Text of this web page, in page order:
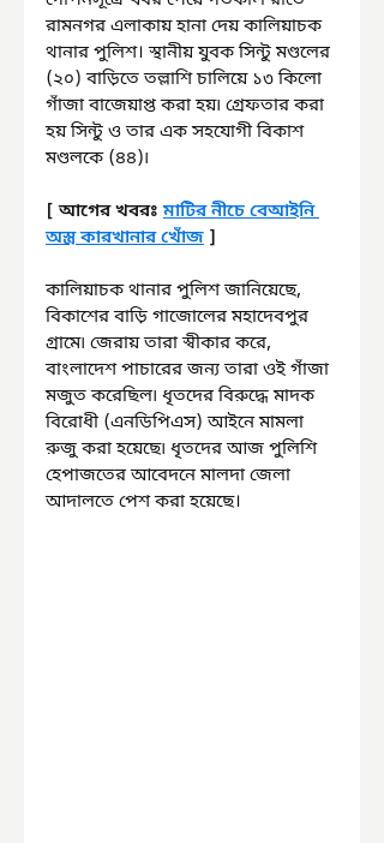
রামনগর এলাকায় হানা দেয় কালিয়াচক
থানার পুলিশ। স্থানীয় যুবক সিন্টু মণ্ডলের
(২০) বাড়িতে তল্লাশি চালিয়ে ১৩ কিলো
গাঁজা বাজেয়াপ্ত করা হয়৷ গ্রেফতার করা
হয় সিন্টু ও তার এক সহযোগী বিকাশ
মণ্ডলকে (৪৪)৷
[ আগের খবরঃ মাটির নীচে বেআইনি
অস্ত্র কারখানার খোঁজ ]
কালিয়াচক থানার পুলিশ জানিয়েছে,
বিকাশের বাড়ি গাজোলের মহাদেবপুর
গ্রামে৷ জেরায় তারা স্বীকার করে,
বাংলাদেশ পাচারের জন্য তারা ওই গাঁজা
মজুত করেছিল৷ ধৃতদের বিরুদ্ধে মাদক
বিরোধী (এনডিপিএস) আইনে মামলা
রুজু করা হয়েছে৷ ধৃতদের আজ পুলিশি
হেপাজতের আবেদনে মালদা জেলা
আদালতে পেশ করা হয়েছে।